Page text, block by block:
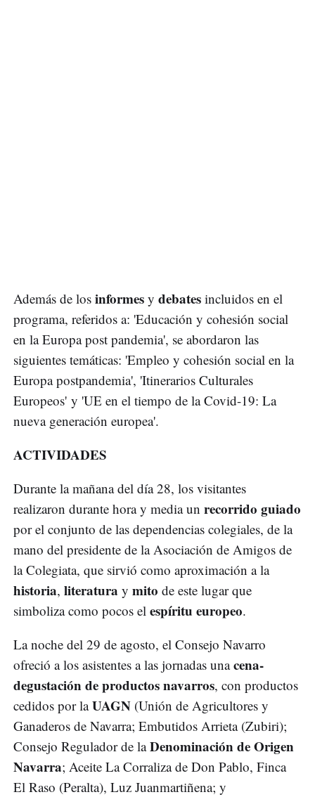
Además de los informes y debates incluidos en el
programa, referidos a: 'Educación y cohesión social
en la Europa post pandemia', se abordaron las
siguientes temáticas: 'Empleo y cohesión social en la
Europa postpandemia', 'Itinerarios Culturales
Europeos' y 'UE en el tiempo de la Covid-19: La
nueva generación europea'.
ACTIVIDADES
Durante la mañana del día 28, los visitantes
realizaron durante hora y media un recorrido guiado
por el conjunto de las dependencias colegiales, de la
mano del presidente de la Asociación de Amigos de
la Colegiata, que sirvió como aproximación a la
historia, literatura y mito de este lugar que
simboliza como pocos el espíritu europeo.
La noche del 29 de agosto, el Consejo Navarro
ofreció a los asistentes a las jornadas unacena-
degustación de productos navarros, con productos
cedidos por laUAGN (Unión de Agricultores y
Ganaderos de Navarra; Embutidos Arrieta (Zubiri);
Consejo Regulador de laDenominación de Origen
Navarra; Aceite La Corraliza de Don Pablo, Finca
El Raso (Peralta), Luz Juanmartiñena; y